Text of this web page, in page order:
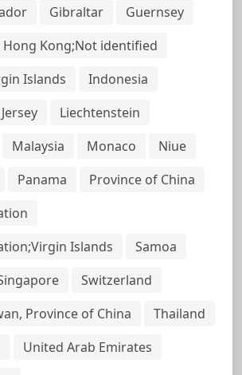
Gibraltar
Guernsey
Hong Kong;Not identified
Islands
Indonesia
Jersey
Liechtenstein
Malaysia Monaco
Niue
Panama
Province of China
Islands
Samoa
Switzerland
Province of China
Thailand
United Arab Emirates